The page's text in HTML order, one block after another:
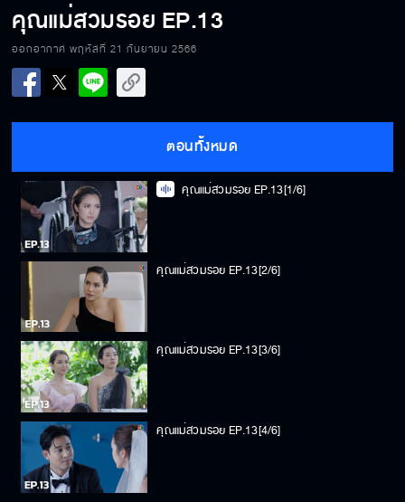
คุณแม่สวมรอย EP.13
ออกอากาศ พฤหัสที่ 21 กันยายน 2566
ตอนทั้งหมด
คุณแม่สวมรอย EP.13[1/6]
คุณแม่สวมรอย EP.13[2/6]
คุณแม่สวมรอย EP.13[3/6]
คุณแม่สวมรอย EP.13[4/6]